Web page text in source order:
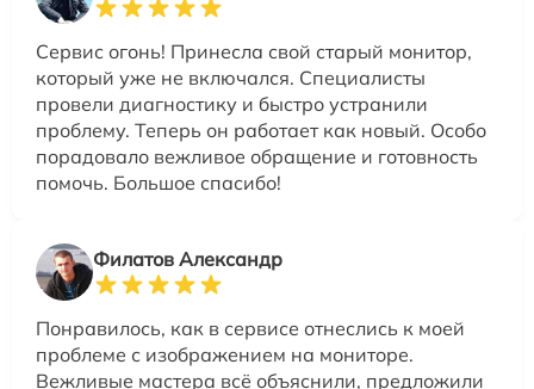
Сервис огонь! Принесла свой старый монитор,
который уже не включался. Специалисты
провели диагностику и быстро устранили
проблему. Теперь он работает как новый. Особо
порадовало вежливое обращение и готовность
помочь. Большое спасибо!
Филатов Александр
Понравилось, как в сервисе отнеслись к моей
проблеме с изображением на мониторе.
Вежливые мастера всё объяснили, предложили